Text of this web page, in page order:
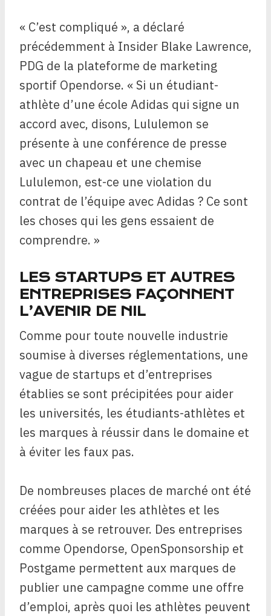
« C’est compliqué », a déclaré
précédemment à Insider Blake Lawrence,
PDG de la plateforme de marketing
sportif Opendorse. « Si un étudiant-
athlète d’une école Adidas qui signe un
accord avec, disons, Lululemon se
présente à une conférence de presse
avec un chapeau et une chemise
Lululemon, est-ce une violation du
contrat de l’équipe avec Adidas ? Ce sont
les choses qui les gens essaient de
comprendre. »
LES STARTUPS ET AUTRES
ENTREPRISES FAÇONNENT
L’AVENIR DE NIL
Comme pour toute nouvelle industrie
soumise à diverses réglementations, une
vague de startups et d’entreprises
établies se sont précipitées pour aider
les universités, les étudiants-athlètes et
les marques à réussir dans le domaine et
à éviter les faux pas.
De nombreuses places de marché ont été
créées pour aider les athlètes et les
marques à se retrouver. Des entreprises
comme Opendorse, OpenSponsorship et
Postgame permettent aux marques de
publier une campagne comme une offre
d’emploi, après quoi les athlètes peuvent